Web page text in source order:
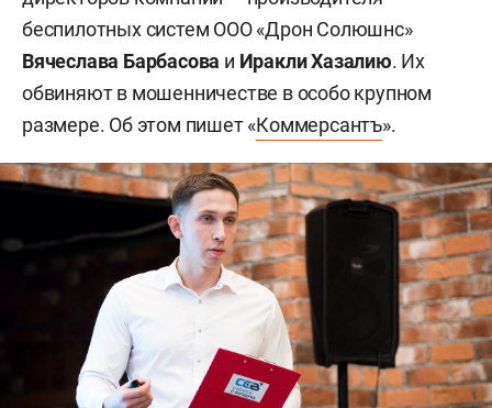
беспилотных систем ООО «Дрон Солюшнс»
Вячеслава Барбасова и Иракли Хазалию. Их
обвиняют в мошенничестве в особо крупном
размере. Об этом пишет «Коммерсантъ».